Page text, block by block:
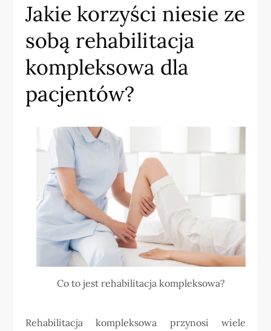
Jakie korzyści niesie ze
sobą rehabilitacja
kompleksowa dla
pacjentów?
Co to jest rehabilitacja kompleksowa?
Rehabilitacja kompleksowa przynosi wiele